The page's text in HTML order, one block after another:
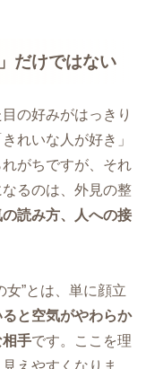
だけではない
の好みがはっきり
れいな人が好き」
れがちですが、それ
るのは、外見の整
読み方、人への接
女”とは、単に顔立
と空気がやわらか
相手です。ここを理